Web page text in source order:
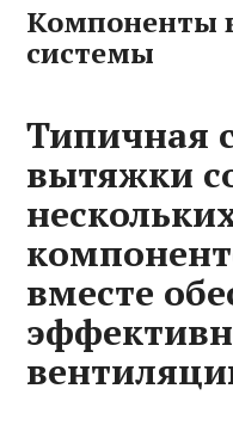
Компоненты
системы
Типичная
вытяжки
вместе